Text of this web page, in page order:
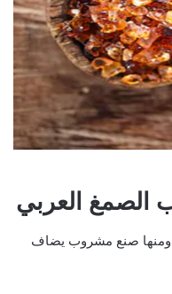
الصمغ العربي
ومنها صنع مشروب يضاف